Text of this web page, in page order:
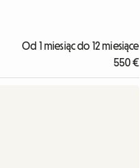
Od 1 miesiąc do 12 miesiące
550 €